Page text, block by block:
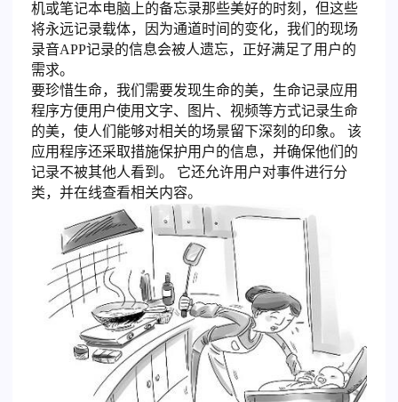
机或笔记本电脑上的备忘录那些美好的时刻，但这些
将永远记录载体，因为通道时间的变化，我们的现场
录音APP记录的信息会被人遗忘，正好满足了用户的
需求。
要珍惜生命，我们需要发现生命的美，生命记录应用
程序方便用户使用文字、图片、视频等方式记录生命
的美，使人们能够对相关的场景留下深刻的印象。 该
应用程序还采取措施保护用户的信息，并确保他们的
记录不被其他人看到。 它还允许用户对事件进行分
类，并在线查看相关内容。